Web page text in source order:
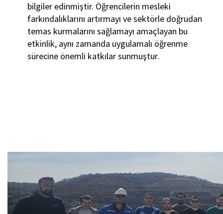
bilgiler edinmiştir. Öğrencilerin mesleki
farkındalıklarını artırmayı ve sektörle doğrudan
temas kurmalarını sağlamayı amaçlayan bu
etkinlik, aynı zamanda uygulamalı öğrenme
sürecine önemli katkılar sunmuştur.